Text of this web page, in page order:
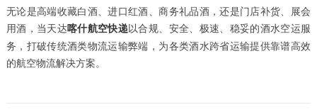
无论是高端收藏白酒、进口红酒、商务礼品酒，还是门店补货、展会
用酒，当天达喀什航空快递以合规、安全、极速、稳妥的酒水空运服
务，打破传统酒类物流运输弊端，为各类酒水跨省运输提供靠谱高效
的航空物流解决方案。